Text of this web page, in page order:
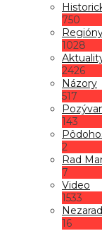
750
1028
2426
Názory
517
143
2
Rad
7
Video
1533
16